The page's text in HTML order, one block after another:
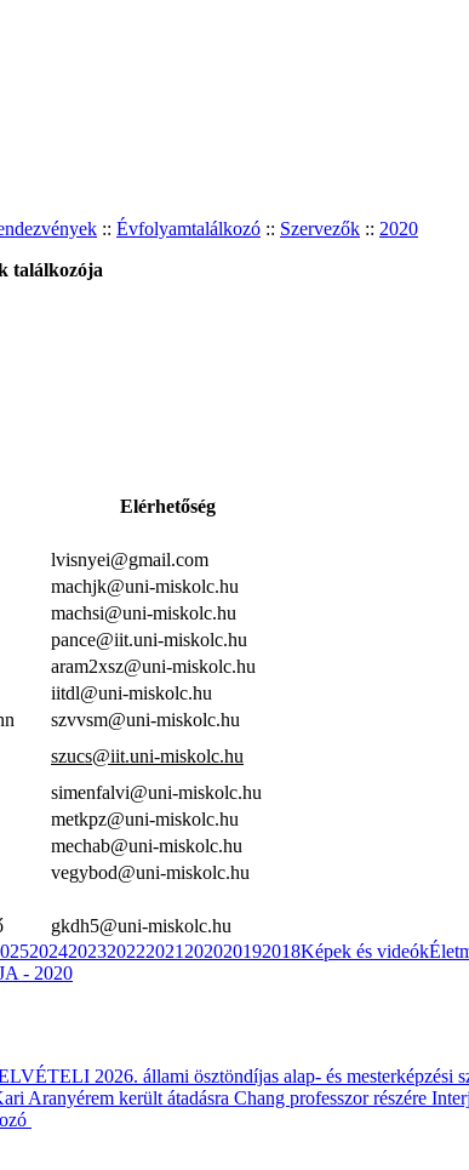
:: Évfolyamtalálkozó :: Szervezők :: 2020
találkozója
Elérhetőség
lvisnyei@gmail.com
machjk@uni-miskolc.hu
machsi@uni-miskolc.hu
pance@iit.uni-miskolc.hu
aram2xsz@uni-miskolc.hu
iitdl@uni-miskolc.hu
szvvsm@uni-miskolc.hu
szucs@iit.uni-miskolc.hu
simenfalvi@uni-miskolc.hu
metkpz@uni-miskolc.hu
mechab@uni-miskolc.hu
vegybod@uni-miskolc.hu
gkdh5@uni-miskolc.hu
2024202320222021 202020192018Képek és videók
- 2020
2026. állami ösztöndíjas alap- és mesterképzési
Aranyérem került átadásra Chang professzor részére